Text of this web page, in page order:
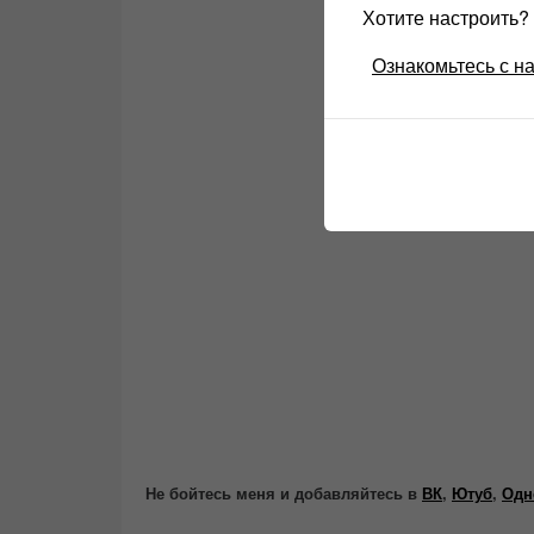
Не бойтесь меня и добавляйтесь в ВК, Ютуб,
Хотите
Ознакомьтесь с